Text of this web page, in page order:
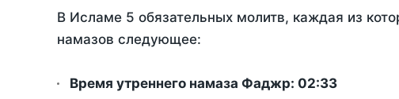
В Исламе 5 обязательных молитв, каждая из
намазов следующее:
Время утреннего намаза Фаджр: 02:33